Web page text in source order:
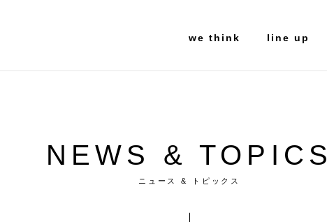
we think line up
NEWS & TOPICS
ニュース & トピックス